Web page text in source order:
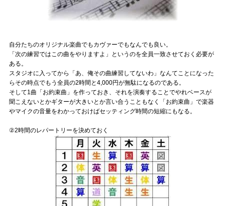
自分たちのオリジナル楽曲でもカヴァーでもなんでも良い。
「次の練習ではこの曲をやりますよ」というのを全員一致させておく必要が
ある。
スタジオに入ってから「あ、俺その曲練習してないわ」なんてことになった
らその時点でもう全員の2時間と4,000円が無駄になるのである。
そして1曲「お約束曲」を作っておき、それを演奏することでやれベースが
聞こえないとかギターが大きいとか言い合うこともなく「お約束曲」で楽器
やマイクの音量をわかっておけばセッティング時間の短縮にもなる。
②2時間のレパートリーを決めておく